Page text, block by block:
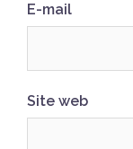
E-mail
Site web